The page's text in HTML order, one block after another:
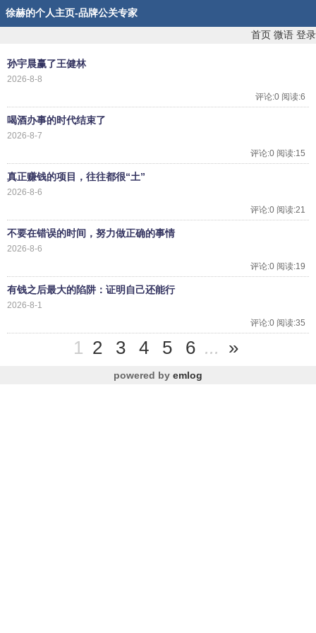
徐赫的个人主页-品牌公关专家
首页 微语 登录
孙宇晨赢了王健林
2026-8-8
评论:0 阅读:6
喝酒办事的时代结束了
2026-8-7
评论:0 阅读:15
真正赚钱的项目，往往都很“土”
2026-8-6
评论:0 阅读:21
不要在错误的时间，努力做正确的事情
2026-8-6
评论:0 阅读:19
有钱之后最大的陷阱：证明自己还能行
2026-8-1
评论:0 阅读:35
1 2 3 4 5 6 ... »
powered by emlog